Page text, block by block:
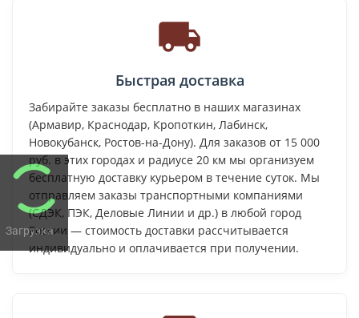
Загрузка...
Быстрая доставка
Забирайте заказы бесплатно в наших магазинах
(Армавир, Краснодар, Кропоткин, Лабинск,
Новокубанск, Ростов-на-Дону). Для заказов от 15 000
руб. в этих городах и радиусе 20 км мы организуем
бесплатную доставку курьером в течение суток. Мы
отправляем заказы транспортными компаниями
(СДЭК, ПЭК, Деловые Линии и др.) в любой город
России — стоимость доставки рассчитывается
индивидуально и оплачивается при получении.